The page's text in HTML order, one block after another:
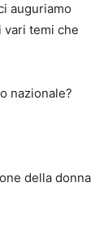
auguriamo
vari temi che
nazionale?
della donna